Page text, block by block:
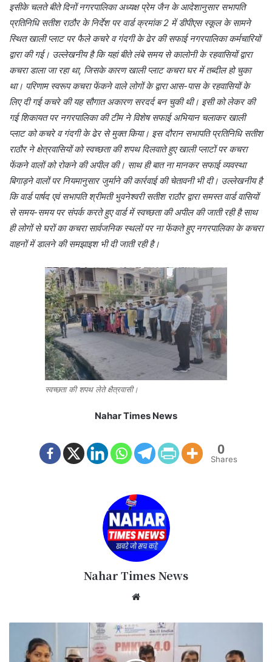
इसीके चलते बीते दिनों नगरपालिका अध्यक्ष प्रेम जैन के आदेशानुसार सभापति
प्रतिनिधि सतीश राठौर के निर्देश पर वार्ड क्रमांक 2 में डीपीएस स्कूल के सामने
स्थित खाली प्लाट पर फैले कचरे व गंदगी के ढेर की सफाई नगरपालिका कर्मचारियों
द्वारा की गई। उल्लेखनीय है कि यहां बीते लंबे समय से कालोनी के रहवासियों द्वारा
कचरा डाला जा रहा था, जिसके कारण खाली प्लाट कचरा घर में तब्दील हो चुका
था। परिणाम स्वरूप कचरा फेंकने वाले लोगों के द्वारा आस-पास के रहवासियों के
लिए दी गई कचरे की यह सौगात अकारण सरदर्द बन चुकी थी। इसी को लेकर की
गई शिकायत पर नगरपालिका की टीम ने विशेष सफाई अभियान चलाकर खाली
प्लाट को कचरे व गंदगी के ढेर से मुक्त किया। इस दौरान सभापति प्रतिनिधि सतीश
राठौर ने क्षेत्रवासियों को स्वच्छता की शपथ दिलवाते हुए खाली प्लाटों पर कचरा
फेंकने वालों को रोकने की अपील की। साथ ही बात ना मानकर सफाई व्यवस्था
बिगाड़ने वालों पर नियमानुसार जुर्माने की कार्रवाई की चेतावनी भी दी। उल्लेखनीय है
कि वार्ड पार्षद एवं सभापति श्रीमती भुवनेश्वरी सतीश राठौर द्वारा समस्त वार्ड वासियों
से समय-समय पर संपर्क करते हुए वार्ड में स्वच्छता की अपील की जाती रही है साथ
ही लोगों से घरों का कचरा सार्वजनिक स्थलों पर ना फेंकते हुए नगरपालिका के कचरा
वाहनों में डालने की समझाइश भी दी जाती रही है।
स्वच्छता की शपथ लेते क्षैत्रवासी।
Nahar Times News
0
Shares
Nahar Times News
te